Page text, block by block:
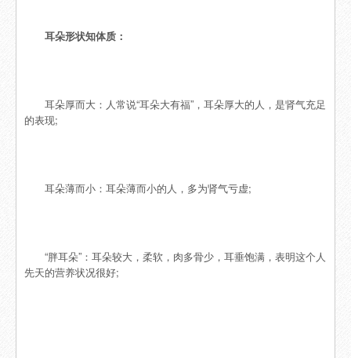
耳朵形状知体质：
耳朵厚而大：人常说“耳朵大有福”，耳朵厚大的人，是肾气充足
的表现;
耳朵薄而小：耳朵薄而小的人，多为肾气亏虚;
“胖耳朵”：耳朵较大，柔软，肉多骨少，耳垂饱满，表明这个人
先天的营养状况很好;